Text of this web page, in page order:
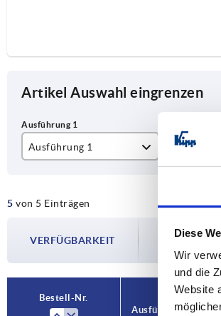
Diese
Wir
und die
Website
Artikel Auswahl eingrenzen
Ausführung 1 Ausführung
5 von 5 Einträgen
VERFÜGBARKEIT
Im finalen
Bestell-Nr.
Ausführung 1